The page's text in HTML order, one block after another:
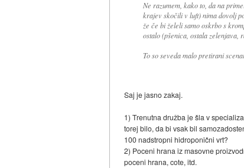
Ne razumem, kako to, da na
krajev skočili v luft) nima dovolj
že če bi želeli samo oskrbo s
ostalo (pšenica, ostala
To so seveda malo pretirani
Saj je jasno zakaj.
1) Trenutna družba je šla v
torej bilo, da bi vsak bil
100 nadstropni hidroponični vrt?
2) Poceni hrana iz masovne
poceni hrana, cote, itd.